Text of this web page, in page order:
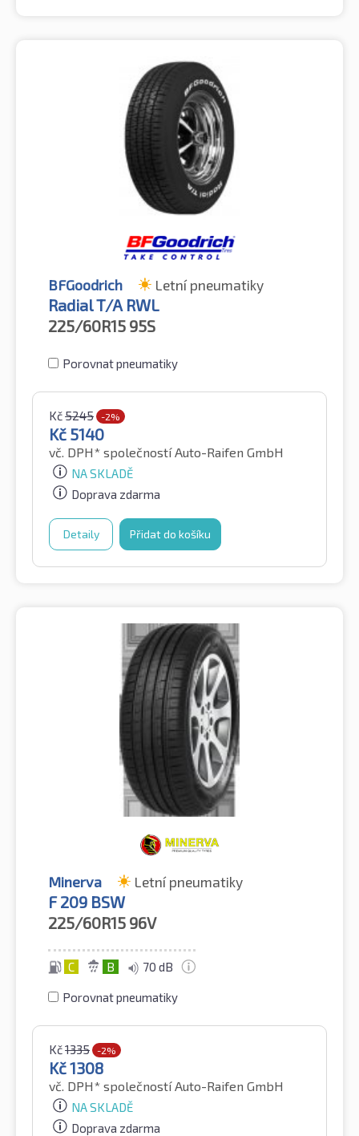
BFGoodrich Letní pneumatiky
Radial T/A RWL
225/60R15 95S
Porovnat pneumatiky
Kč5245 -2%
Kč 5140
vč. DPH* společností Auto-Raifen GmbH
NA SKLADĚ
Doprava zdarma
Detaily Přidat do košíku
Minerva Letní pneumatiky
F 209 BSW
225/60R15 96V
C B 70 dB
Porovnat pneumatiky
Kč1335 -2%
Kč1308
vč. DPH* společností Auto-Raifen GmbH
NA SKLADĚ
Doprava zdarma